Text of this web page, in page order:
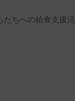
たちへの給食支援活